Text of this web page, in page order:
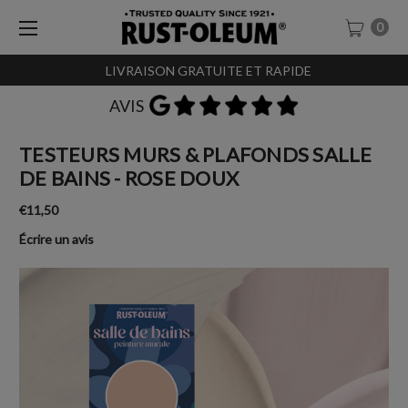
LIVRAISON GRATUITE ET RAPIDE
0
AVIS
TESTEURS MURS & PLAFONDS SALLE
DE BAINS - ROSE DOUX
€11,50
Écrire un avis